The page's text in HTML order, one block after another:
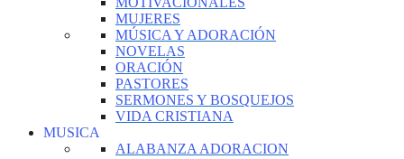
MUJERES
MÚSICA Y ADORACIÓN
NOVELAS
ORACIÓN
PASTORES
SERMONES Y BOSQUEJOS
VIDA CRISTIANA
MUSICA
ALABANZA ADORACION